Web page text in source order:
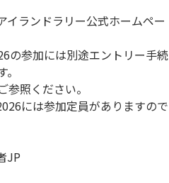
イランドラリー公式ホームペー
の参加には別途エントリー手続
照ください。
には参加定員がありますので
JP